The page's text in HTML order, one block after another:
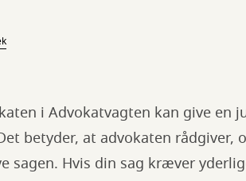
i Advokatvagten kan give en
betyder, at advokaten rådgiver,
sagen. Hvis din sag kræver